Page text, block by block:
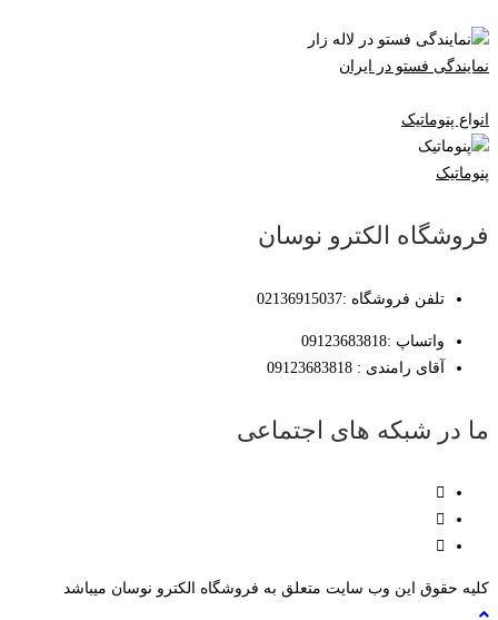
نمایندگی فستو در ایران
انواع پنوماتیک
پنوماتیک
فروشگاه الکترو نوسان
تلفن فروشگاه :02136915037
واتساپ :09123683818
آقای رامندی : 09123683818
ما در شبکه های اجتماعی
کلیه حقوق این وب سایت متعلق به فروشگاه الکترو نوسان میباشد